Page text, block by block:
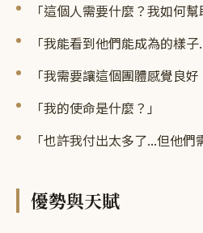
「這個人需要什麼？我如何幫
「我能看到他們能成為的樣子
「我需要讓這個團體感覺良好
「我的使命是什麼？」
「也許我付出太多了...但他們
優勢與天賦